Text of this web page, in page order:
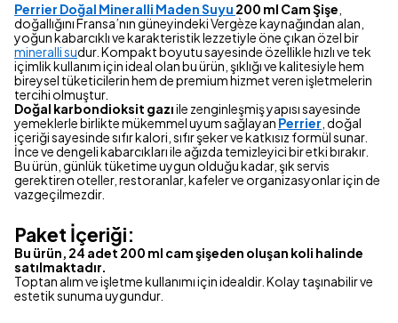
Perrier Doğal Mineralli Maden Suyu 200 ml Cam Şişe
doğallığını Fransa’nın güneyindeki Vergèze kaynağından alan,
yoğun kabarcıklı ve karakteristik lezzetiyle öne çıkan özel bir
mineralli sudur. Kompakt boyutu sayesinde özellikle hızlı ve tek
içimlik kullanım için ideal olan bu ürün, şıklığı ve kalitesiyle hem
bireysel tüketicilerin hem de premium hizmet veren işletmelerin
tercihi olmuştur.
Doğal karbondioksit gazıile zenginleşmiş yapısı sayesinde
yemeklerle birlikte mükemmel uyum sağlayan Perrier , doğal
içeriği sayesinde sıfır kalori, sıfır şeker ve katkısız formül sunar.
İnce ve dengeli kabarcıkları ile ağızda temizleyici bir etki bırakır.
Bu ürün, günlük tüketime uygun olduğu kadar, şık servis
gerektiren oteller, restoranlar, kafeler ve organizasyonlar için de
vazgeçilmezdir.
Paket İçeriği:
Bu ürün, 24 adet 200 ml cam şişeden oluşan koli halinde
satılmaktadır.
Toptan alım ve işletme kullanımı için idealdir. Kolay taşınabilir ve
estetik sunuma uygundur.